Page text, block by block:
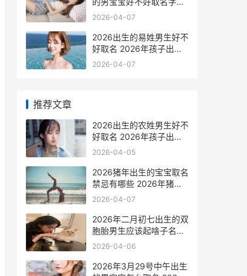
2026年3月22号是什么星
2026-04-07
2026出生的易姓男生好不
好取名 2026年孩子出生
姓名
2026-04-07
推荐文章
2026出生的农姓男生好不
好取名 2026年孩子出生
姓名
2026-04-05
2026猪年出生的宝宝取名
禁忌有哪些 2026年猪年
出生的宝宝是什么命
2026-04-07
2026年二月初七出生的双
胞胎男生应该起啥子名
2026年二月初七日历
2026-04-06
2026年3月29号中午出生